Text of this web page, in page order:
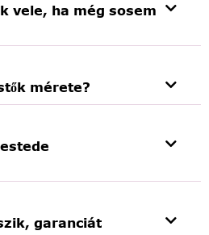
vele, ha még sosem
mérete?
garanciát